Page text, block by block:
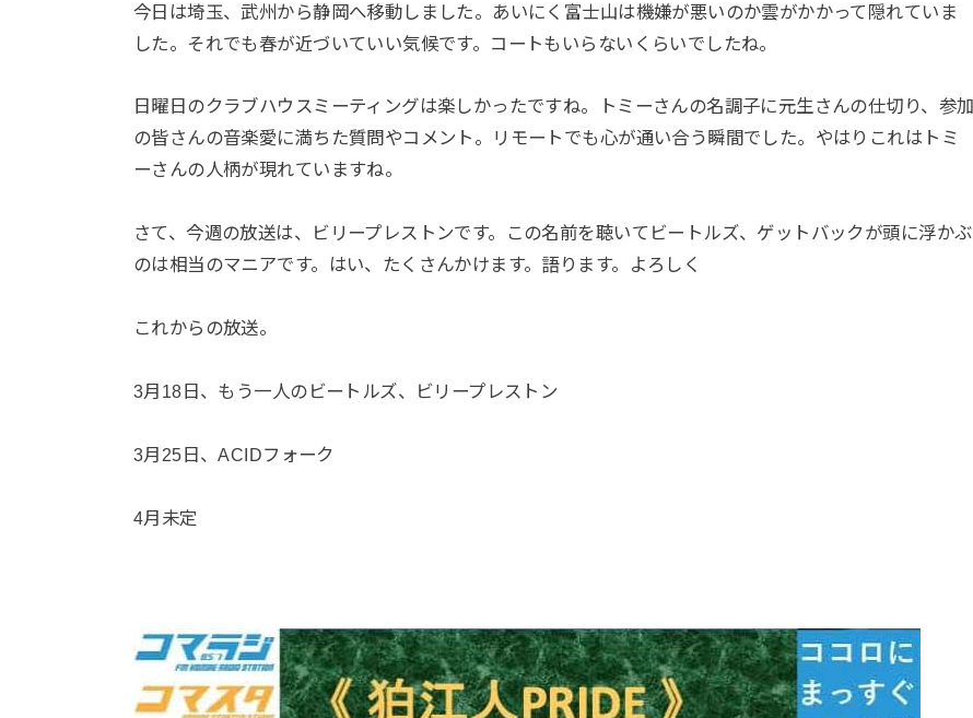
今日は埼玉、武州から静岡へ移動しました。あいにく富士山は機嫌が悪いのか雲がかかって隠れていま
した。それでも春が近づいていい気候です。コートもいらないくらいでしたね。
日曜日のクラブハウスミーティングは楽しかったですね。トミーさんの名調子に元生さんの仕切り、参加
の皆さんの音楽愛に満ちた質問やコメント。リモートでも心が通い合う瞬間でした。やはりこれはトミ
ーさんの人柄が現れていますね。
さて、今週の放送は、ビリープレストンです。この名前を聴いてビートルズ、ゲットバックが頭に浮かぶ
のは相当のマニアです。はい、たくさんかけます。語ります。よろしく
これからの放送。
3月18日、もう一人のビートルズ、ビリープレストン
3月25日、ACIDフォーク
4月未定